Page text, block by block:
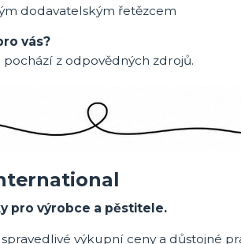
dodavatelským řetězcem
vás?
z odpovědných zdrojů.
pro výrobce a pěstitele.
výkupní ceny a důstojné